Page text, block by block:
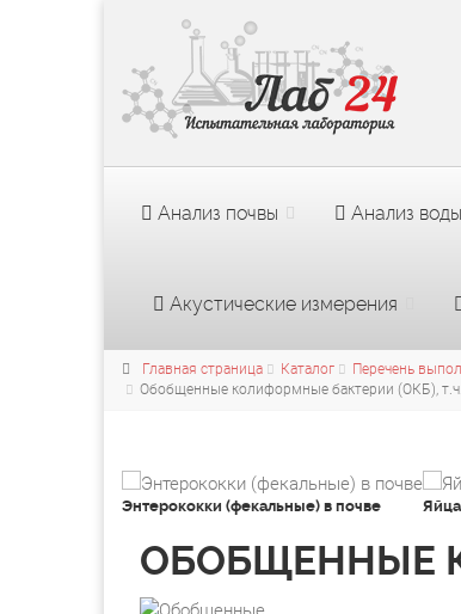
Анализ почвы Анализ воды
Акустические измерения
Главная страница Каталог Перечень
Обобщенные колиформные бактерии (ОКБ),
Энтерококки (фекальные) в почве
ОБОБЩЕННЫЕ